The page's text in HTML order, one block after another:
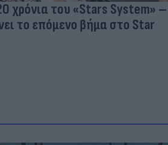
χρόνια του «Stars System» –
το επόμενο βήμα στο Star